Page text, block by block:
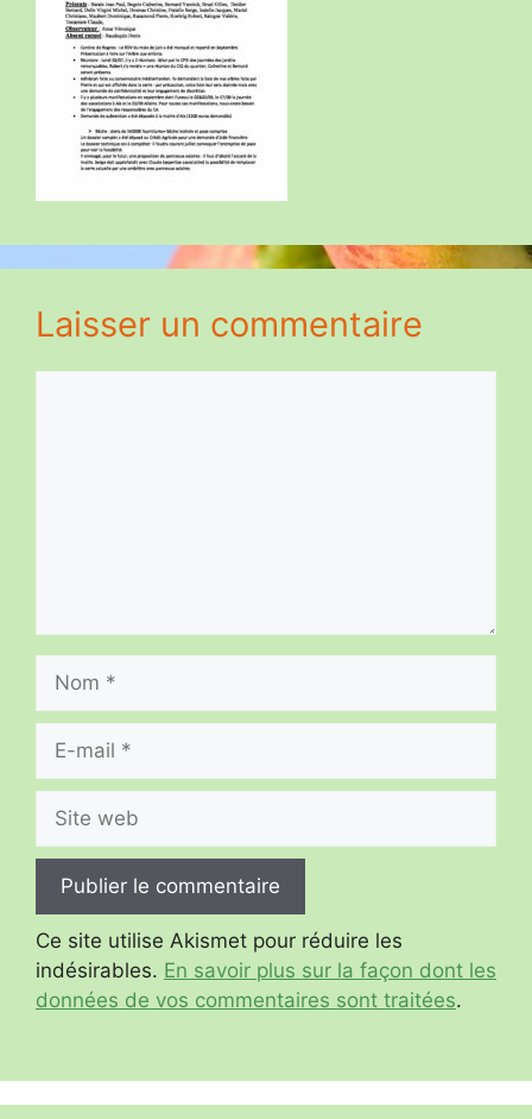
Laisser un commentaire
mail
web
Ce site utilise Akismet pour réduire les
indésirables. En savoir plus sur la façon dont les
données de vos commentaires sont traitées.